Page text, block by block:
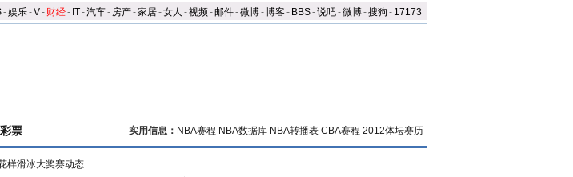
-娱乐-V- 财经- IT-汽车- 房产-家居-女人 -视频-邮件-微博-博客- BBS-说吧-微博-搜狗 - 17173
彩票 实用信息： NBA赛程 NBA数据库 NBA转播表 CBA赛程 2012体坛赛历
样滑冰大奖赛动态